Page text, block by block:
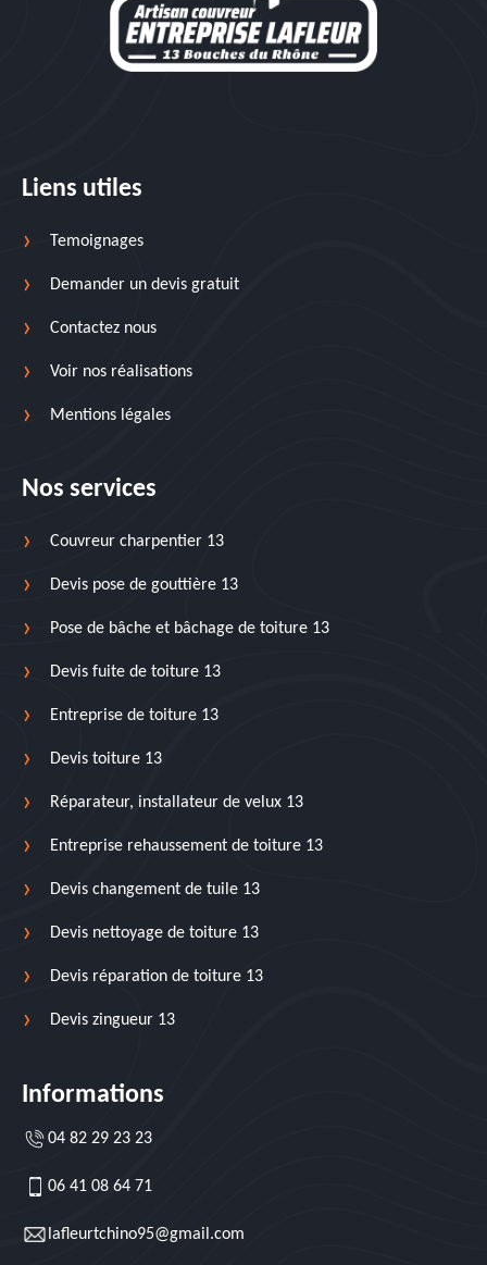
Liens utiles
Temoignages
Demander un devis gratuit
Contactez nous
Voir nos réalisations
Mentions légales
Nos services
Couvreur charpentier 13
Devis pose de gouttière 13
Pose de bâche et bâchage de toiture 13
Devis fuite de toiture 13
Entreprise de toiture 13
Devis toiture 13
Réparateur, installateur de velux 13
Entreprise rehaussement de toiture 13
Devis changement de tuile 13
Devis nettoyage de toiture 13
Devis réparation de toiture 13
Devis zingueur 13
Informations
04 82 29 23 23
06 41 08 64 71
lafleurtchino95@gmail.com